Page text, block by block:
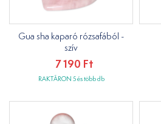
Gua sha kaparó rózsafából -
szív
7 190 Ft
RAKTÁRON 5 és több db